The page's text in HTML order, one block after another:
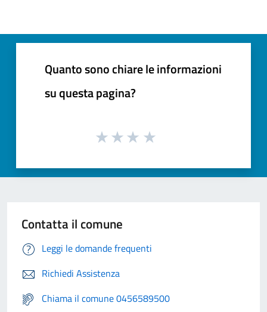
Quanto sono chiare le informazioni
su questa pagina?
Contatta il comune
Leggi le domande frequenti
Richiedi Assistenza
Chiama il comune 0456589500